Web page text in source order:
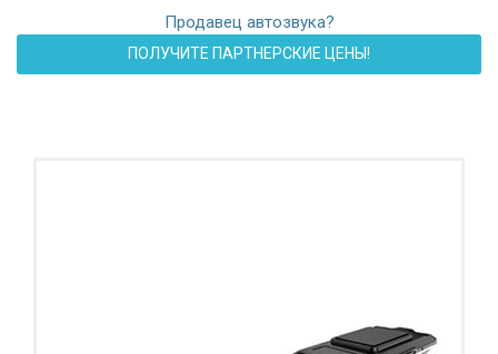
Продавец автозвука?
ПОЛУЧИТЕ ПАРТНЕРСКИЕ ЦЕНЫ!